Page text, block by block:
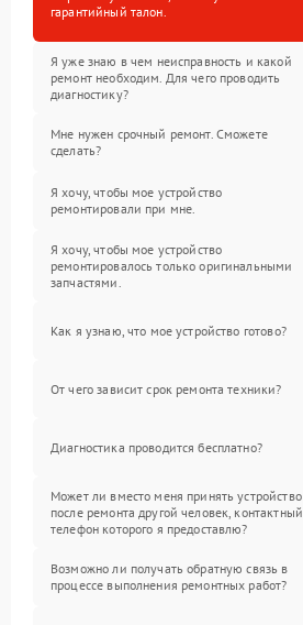
гарантийный талон.
Я уже знаю в чем неисправность и какой
ремонт необходим. Для чего проводить
диагностику?
Мне нужен срочный ремонт. Сможете
сделать?
Я хочу, чтобы мое устройство
ремонтировали при мне.
Я хочу, чтобы мое устройство
ремонтировалось только оригинальными
запчастями.
Как я узнаю, что мое устройство готово?
От чего зависит срок ремонта техники?
Диагностика проводится бесплатно?
Может ли вместо меня принять устройство
после ремонта другой человек, контактный
телефон которого я предоставлю?
Возможно ли получать обратную связь в
процессе выполнения ремонтных работ?